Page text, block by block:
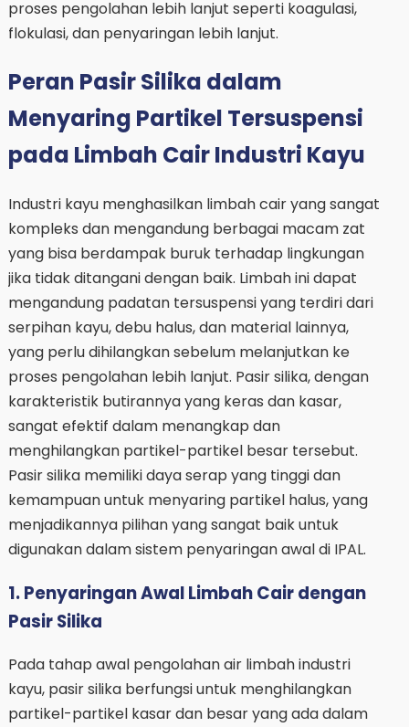
proses pengolahan lebih lanjut seperti koagulasi,
flokulasi, dan penyaringan lebih lanjut.
Peran Pasir Silika dalam
Menyaring Partikel Tersuspensi
pada Limbah Cair Industri Kayu
Industri kayu menghasilkan limbah cair yang sangat
kompleks dan mengandung berbagai macam zat
yang bisa berdampak buruk terhadap lingkungan
jika tidak ditangani dengan baik. Limbah ini dapat
mengandung padatan tersuspensi yang terdiri dari
serpihan kayu, debu halus, dan material lainnya,
yang perlu dihilangkan sebelum melanjutkan ke
proses pengolahan lebih lanjut. Pasir silika, dengan
karakteristik butirannya yang keras dan kasar,
sangat efektif dalam menangkap dan
menghilangkan partikel-partikel besar tersebut.
Pasir silika memiliki daya serap yang tinggi dan
kemampuan untuk menyaring partikel halus, yang
menjadikannya pilihan yang sangat baik untuk
digunakan dalam sistem penyaringan awal di IPAL.
1. Penyaringan Awal Limbah Cair dengan
Pasir Silika
Pada tahap awal pengolahan air limbah industri
kayu, pasir silika berfungsi untuk menghilangkan
partikel-partikel kasar dan besar yang ada dalam